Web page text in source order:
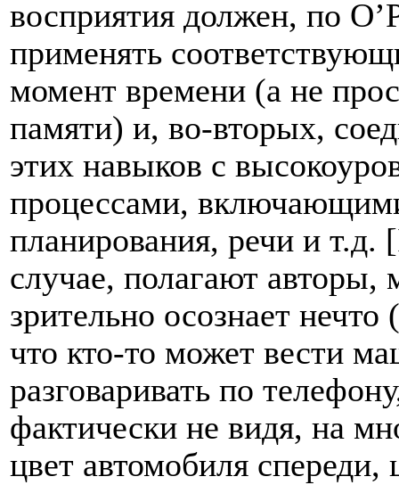
восприятия должен, по
применять
момент времени (а не
памяти) и, во-вторых,
этих навыков с
процессами,
планирования, речи и т.д. [
случае, полагают авторы,
зрительно осознает
что кто-то может вести
разговаривать по
фактически не видя, на
цвет автомобиля спереди,